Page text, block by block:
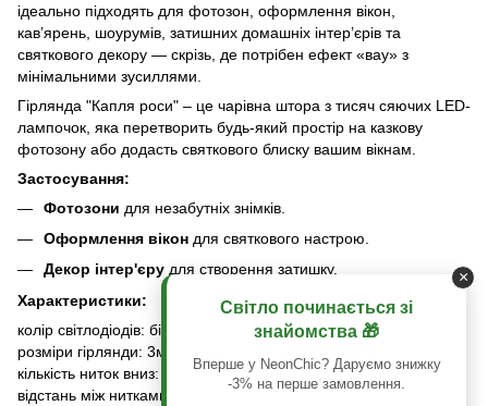
ідеально підходять для фотозон, оформлення вікон,
кав’ярень, шоурумів, затишних домашніх інтер’єрів та
святкового декору — скрізь, де потрібен ефект «вау» з
мінімальними зусиллями.
Гірлянда "Капля роси" – це чарівна штора з тисяч сяючих LED-
лампочок, яка перетворить будь-який простір на казкову
фотозону або додасть святкового блиску вашим вікнам.
Застосування:
Фотозони для незабутніх знімків.
Оформлення вікон для святкового настрою.
Декор інтер'єру для створення затишку.
Характеристики:
колір світлодіодів: білий теплий, синьо-біла, мульті
розміри гірлянди: 3м x 0,6м
кількість ниток вниз: 10шт
відстань між нитками вниз: 30см
×
Світло починається зі
знайомства 🎁
Вперше у NeonChic? Даруємо знижку
-3% на перше замовлення.